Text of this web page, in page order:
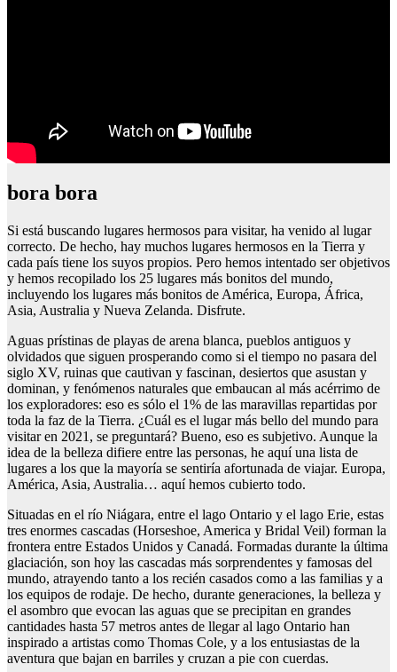
bora bora
Si está buscando lugares hermosos para visitar, ha venido al lugar
correcto. De hecho, hay muchos lugares hermosos en la Tierra y
cada país tiene los suyos propios. Pero hemos intentado ser objetivos
y hemos recopilado los 25 lugares más bonitos del mundo,
incluyendo los lugares más bonitos de América, Europa, África,
Asia, Australia y Nueva Zelanda. Disfrute.
Aguas prístinas de playas de arena blanca, pueblos antiguos y
olvidados que siguen prosperando como si el tiempo no pasara del
siglo XV, ruinas que cautivan y fascinan, desiertos que asustan y
dominan, y fenómenos naturales que embaucan al más acérrimo de
los exploradores: eso es sólo el 1% de las maravillas repartidas por
toda la faz de la Tierra. ¿Cuál es el lugar más bello del mundo para
visitar en 2021, se preguntará? Bueno, eso es subjetivo. Aunque la
idea de la belleza difiere entre las personas, he aquí una lista de
lugares a los que la mayoría se sentiría afortunada de viajar. Europa,
América, Asia, Australia… aquí hemos cubierto todo.
Situadas en el río Niágara, entre el lago Ontario y el lago Erie, estas
tres enormes cascadas (Horseshoe, America y Bridal Veil) forman la
frontera entre Estados Unidos y Canadá. Formadas durante la última
glaciación, son hoy las cascadas más sorprendentes y famosas del
mundo, atrayendo tanto a los recién casados como a las familias y a
los equipos de rodaje. De hecho, durante generaciones, la belleza y
el asombro que evocan las aguas que se precipitan en grandes
cantidades hasta 57 metros antes de llegar al lago Ontario han
inspirado a artistas como Thomas Cole, y a los entusiastas de la
aventura que bajan en barriles y cruzan a pie con cuerdas.